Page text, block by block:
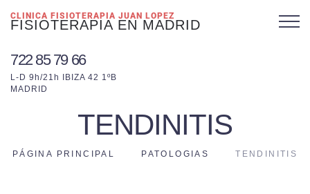
CLINICA FISIOTERAPIA JUAN LOPEZ
FISIOTERAPIA EN MADRID
722 85 79 66
L-D 9h/21h IBIZA 42 1ºB
MADRID
TENDINITIS
PÁGINA PRINCIPAL PATOLOGIAS TENDINITIS